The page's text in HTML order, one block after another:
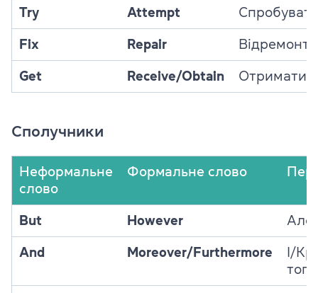
Try Attempt
Fix Repair
Get Receive/Obtain Отримати
Сполучники
Неформальне
слово
Формальне слово
But However Але
And Moreover/Furthermore
І/
того